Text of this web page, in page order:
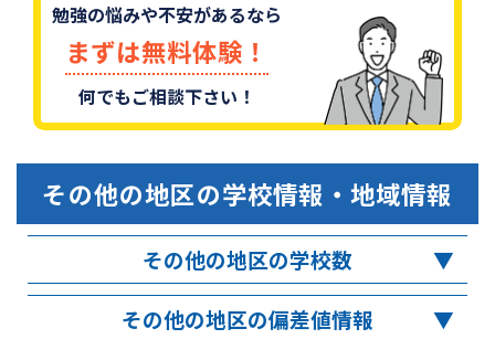
勉強の悩みや不安があるなら
まずは無料体験！
何でもご相談下さい！
その他の地区の学校情報・地域情報
その他の地区の学校数
その他の地区の偏差値情報